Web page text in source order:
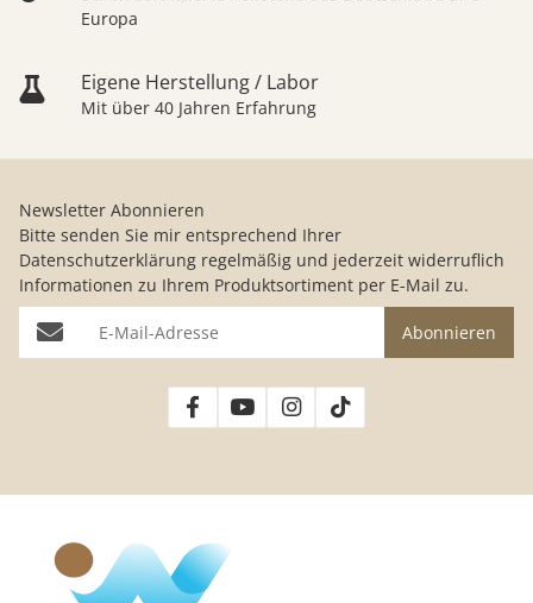
Europa
Eigene Herstellung / Labor
Mit über 40 Jahren Erfahrung
Newsletter Abonnieren
Bitte senden Sie mir entsprechend Ihrer
Datenschutzerklärung regelmäßig und jederzeit widerruflich
Informationen zu Ihrem Produktsortiment per E-Mail zu.
E-Mail-Adresse Abonnieren